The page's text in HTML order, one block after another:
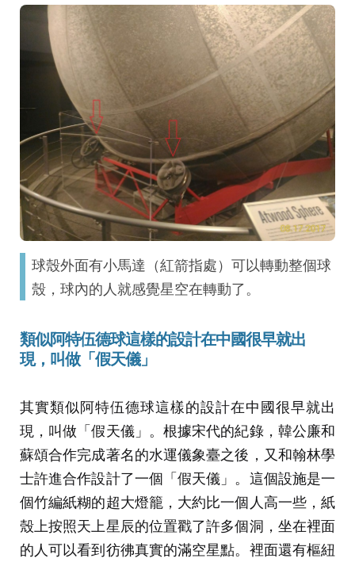
球殼外面有小馬達（紅箭指處）可以轉動整個球
殼，球內的人就感覺星空在轉動了。
類似阿特伍德球這樣的設計在中國很早就出
現，叫做「 假天儀」
其實類似阿特伍德球這樣的設計在中國很早就出
現，叫做「假天儀」。根據宋代的紀錄，韓公廉和
蘇頌合作完成著名的水運儀象臺之後，又和翰林學
士許進合作設計了一個「假天儀」。這個設施是一
個竹編紙糊的超大燈籠，大約比一個人高一些，紙
殼上按照天上星辰的位置戳了許多個洞，坐在裡面
的人可以看到彷彿真實的滿空星點。裡面還有樞紐